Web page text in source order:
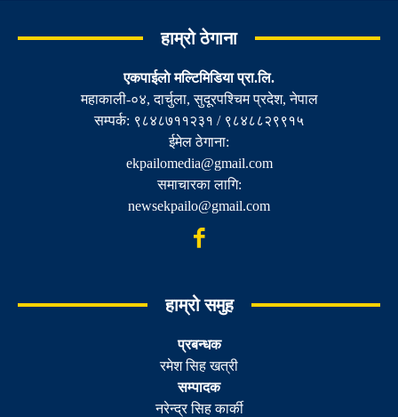
हाम्रो ठेगाना
एकपाईलाे मल्टिमिडिया प्रा.लि.
महाकाली-०४, दार्चुला, सुदूरपश्चिम प्रदेश, नेपाल
सम्पर्क: ९८४८७११२३१ / ९८४८८२९९१५
ईमेल ठेगाना:
ekpailomedia@gmail.com
समाचारका लागि:
newsekpailo@gmail.com
हाम्रो समुह
प्रबन्धक
रमेश सिह खत्री
सम्पादक
नरेन्द्र सिह कार्की